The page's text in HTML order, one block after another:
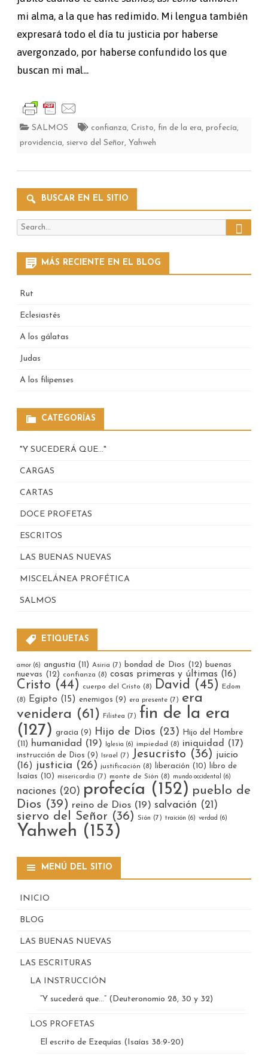
mi alma, a la que has redimido. Mi lengua también
expresará todo el día tu justicia por haberse
avergonzado, por haberse confundido los que
buscan mi mal...
SALMOS confianza, Cristo, fin de la era, profecía,
providencia, siervo del Señor, Yahweh
BUSCAR EN EL SITIO
Search
Search
MÁS RECIENTE EN EL BLOG
Rut
Eclesiastés
A los gálatas
Judas
A los filipenses
CATEGORÍAS
"Y SUCEDERÁ QUE…"
CARGAS
CARTAS
DOCE PROFETAS
ESCRITOS
LAS BUENAS NUEVAS
MISCELÁNEA PROFÉTICA
SALMOS
ETIQUETAS
amor (6) angustia (11) Asiria (7) bondad de Dios (12) buenas
nuevas (12) confianza (8) cosas primeras y últimas (16)
Cristo (44) cuerpo del Cristo (8) David (45)
Edom
(8)
Egipto (15) enemigos (9) era presente (7) era
venidera (61) Filistea (7) fin de la era
(127) gracia (9) Hijo de Dios (23)
Hijo del Hombre
(11)
humanidad (19) Iglesia (6) impiedad (8) iniquidad (17)
instrucción de Dios (9) Israel (7) Jesucristo (36) juicio
(16) justicia (26) justificación (8) liberación (10)
libro de
Isaías (10) misericordia (7) monte de Sión (8) mundo occidental (6)
naciones (20) profecía (152) pueblo de
Dios (39) reino de Dios (19) salvación (21)
siervo del Señor (36) Sión (7) traición (6) verdad (6)
Yahweh (153)
MENÚ DEL SITIO
INICIO
BLOG
LAS BUENAS NUEVAS
LAS ESCRITURAS
LA INSTRUCCIÓN
“Y sucederá que…” (Deuteronomio 28, 30 y 32)
LOS PROFETAS
El escrito de Ezequías (Isaías 38:9-20)